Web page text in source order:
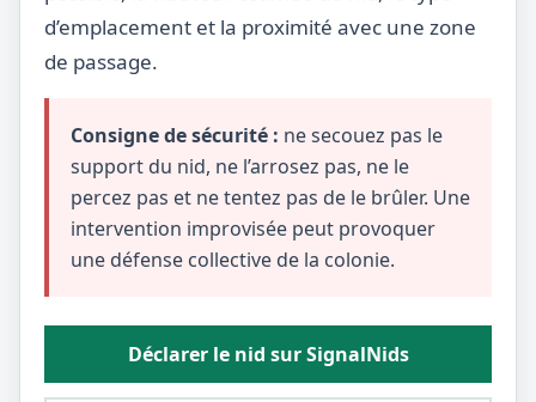
d’emplacement et la proximité avec une zone
de passage.
Consigne de sécurité : ne secouez pas le
support du nid, ne l’arrosez pas, ne le
percez pas et ne tentez pas de le brûler. Une
intervention improvisée peut provoquer
une défense collective de la colonie.
Déclarer le nid sur SignalNids